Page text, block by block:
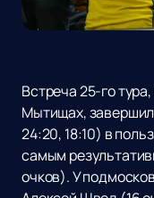
Встреча 25-го
Мытищах,
24:20, 18:10) в
самым
очков). У